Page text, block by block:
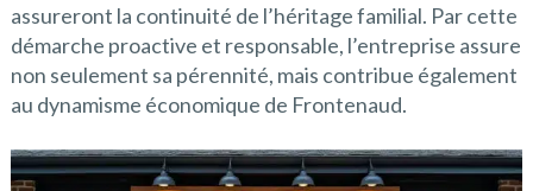
assureront la continuité de l’héritage familial. Par cette
démarche proactive et responsable, l’entreprise assure
non seulement sa pérennité, mais contribue également
au dynamisme économique de Frontenaud.